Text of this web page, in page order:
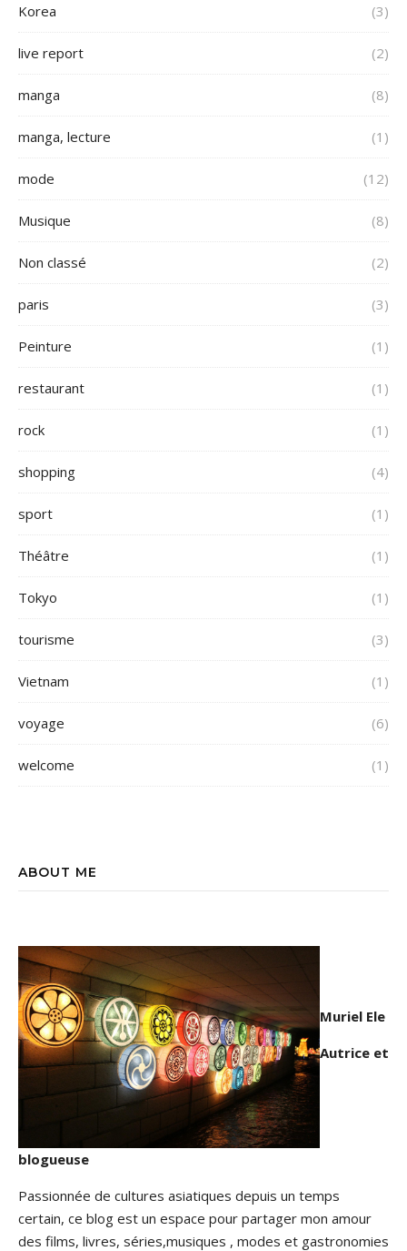
Korea (3)
live report (2)
manga (8)
manga, lecture (1)
mode (12)
Musique (8)
Non classé (2)
paris (3)
Peinture (1)
restaurant (1)
rock (1)
shopping (4)
sport (1)
Théâtre (1)
Tokyo (1)
tourisme (3)
Vietnam (1)
voyage (6)
welcome (1)
ABOUT ME
Muriel Ele
Autrice et
blogueuse
Passionnée de cultures asiatiques depuis un temps
certain, ce blog est un espace pour partager mon amour
des films, livres, séries,musiques , modes et gastronomies